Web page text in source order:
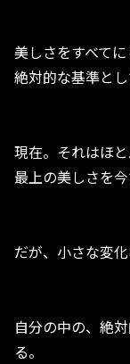
美しさをすべて
絶対的な基準とし
現在。それはほと
最上の美しさを
だが、小さな変
自分の中の、絶
る。